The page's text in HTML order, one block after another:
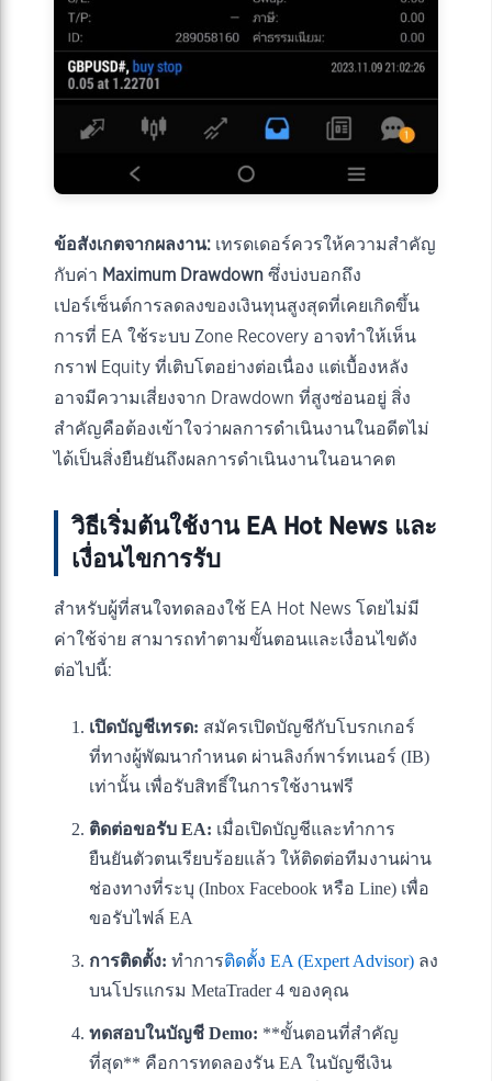
ข้อสังเกตจากผลงาน: เทรดเดอร์ควรให้ความสำคัญ
กับค่า Maximum Drawdown ซึ่งบ่งบอกถึง
เปอร์เซ็นต์การลดลงของเงินทุนสูงสุดที่เคยเกิดขึ้น
การที่ EA ใช้ระบบ Zone Recovery อาจทำให้เห็น
กราฟ Equity ที่เติบโตอย่างต่อเนื่อง แต่เบื้องหลัง
อาจมีความเสี่ยงจาก Drawdown ที่สูงซ่อนอยู่ สิ่ง
สำคัญคือต้องเข้าใจว่าผลการดำเนินงานในอดีตไม่
ได้เป็นสิ่งยืนยันถึงผลการดำเนินงานในอนาคต
วิธีเริ่มต้นใช้งาน EA Hot News และ
เงื่อนไขการรับ
สำหรับผู้ที่สนใจทดลองใช้ EA Hot News โดยไม่มี
ค่าใช้จ่าย สามารถทำตามขั้นตอนและเงื่อนไขดัง
ต่อไปนี้:
เปิดบัญชีเทรด: สมัครเปิดบัญชีกับโบรกเกอร์
ที่ทางผู้พัฒนากำหนด ผ่านลิงก์พาร์ทเนอร์ (IB)
เท่านั้น เพื่อรับสิทธิ์ในการใช้งานฟรี
ติดต่อขอรับ EA: เมื่อเปิดบัญชีและทำการ
ยืนยันตัวตนเรียบร้อยแล้ว ให้ติดต่อทีมงานผ่าน
ช่องทางที่ระบุ (Inbox Facebook หรือ Line) เพื่อ
ขอรับไฟล์ EA
การติดตั้ง: ทำการติดตั้ง EA (Expert Advisor) ลง
บนโปรแกรม MetaTrader 4 ของคุณ
ทดสอบในบัญชี Demo: **ขั้นตอนที่สำคัญ
ที่สุด** คือการทดลองรัน EA ในบัญชีเงิน